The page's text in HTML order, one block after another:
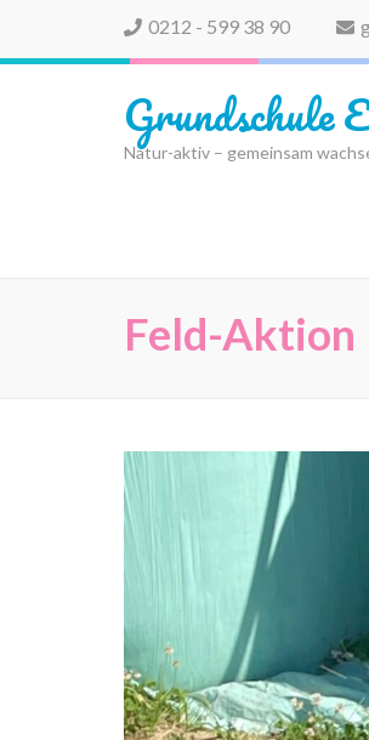
0212 - 599 38 90
Grundschule
Natur-aktiv – gemeinsam
Feld-Aktion